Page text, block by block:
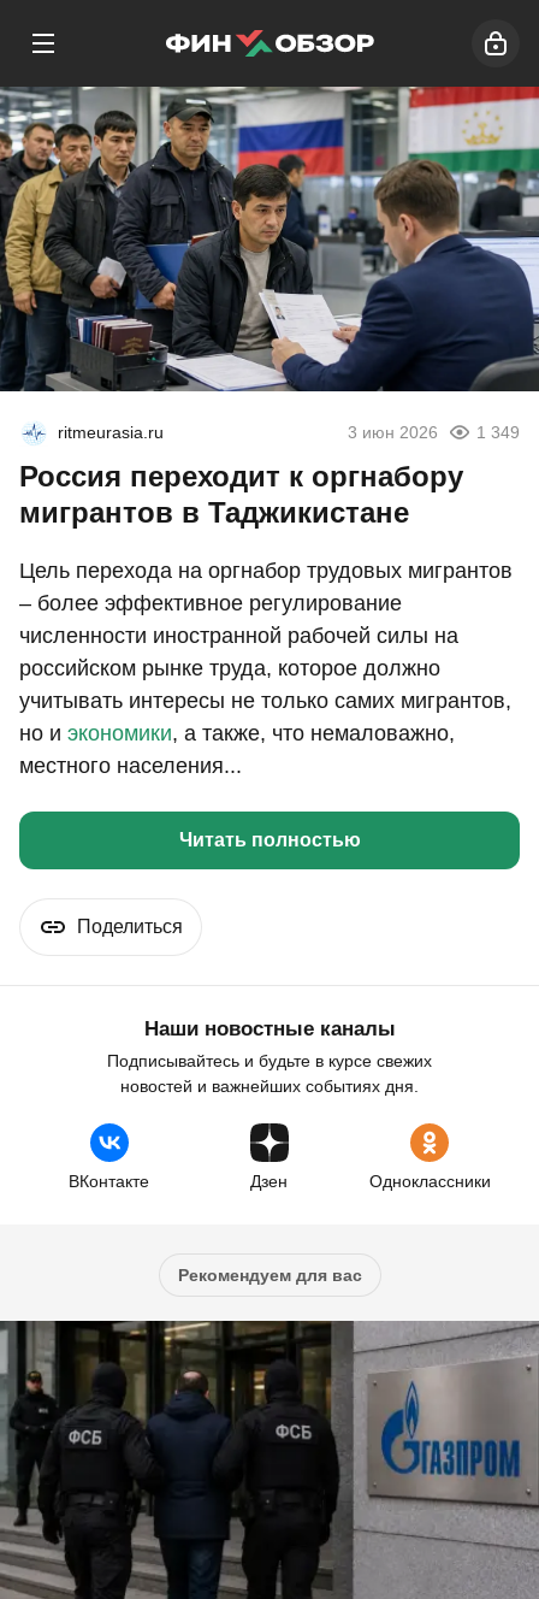
ritmeurasia.ru 3 июн 2026 1 349
Россия переходит к оргнабору
мигрантов в Таджикистане
Цель перехода на оргнабор трудовых мигрантов
– более эффективное регулирование
численности иностранной рабочей силы на
российском рынке труда, которое должно
учитывать интересы не только самих мигрантов,
но и экономики, а также, что немаловажно,
местного населения...
Читать полностью
Поделиться
Наши новостные каналы
Подписывайтесь и будьте в курсе свежих
новостей и важнейших событиях дня.
ВКонтакте Дзен Одноклассники
Рекомендуем для вас